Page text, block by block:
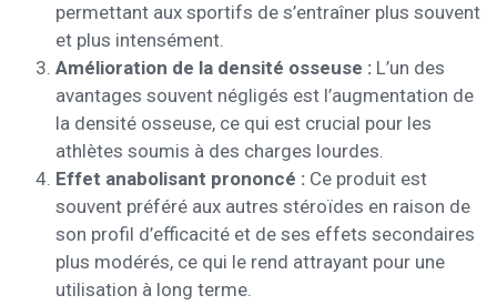
permettant aux sportifs de s’entraîner plus souvent
et plus intensément.
Amélioration de la densité osseuse : L’un des
avantages souvent négligés est l’augmentation de
la densité osseuse, ce qui est crucial pour les
athlètes soumis à des charges lourdes.
Effet anabolisant prononcé : Ce produit est
souvent préféré aux autres stéroïdes en raison de
son profil d’efficacité et de ses effets secondaires
plus modérés, ce qui le rend attrayant pour une
utilisation à long terme.